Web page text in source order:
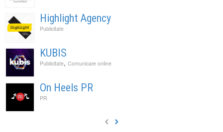
Highlight Agency
Publicitate
KUBIS
Publicitate, Comunicare online
On Heels PR
PR